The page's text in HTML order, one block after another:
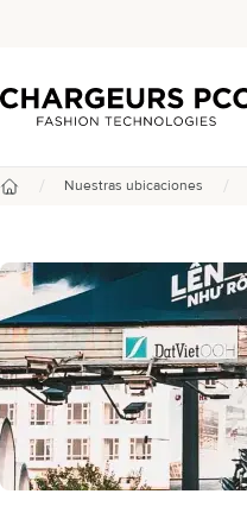
Chargeurs PCC
/ Nuestras ubicaciones /